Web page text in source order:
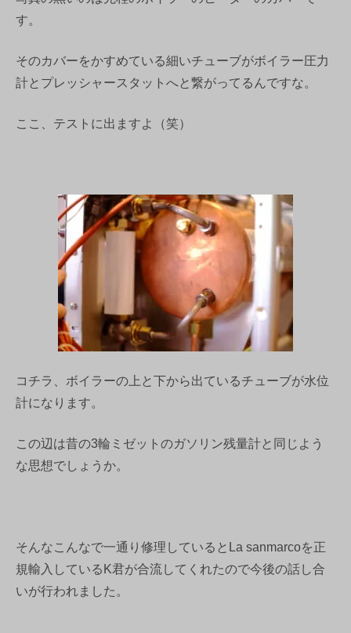
す。
そのカバーをかすめている細いチューブがボイラー圧力
計とプレッシャースタットへと繋がってるんですな。
ここ、テストに出ますよ（笑）
コチラ、ボイラーの上と下から出ているチューブが水位
計になります。
この辺は昔の3輪ミゼットのガソリン残量計と同じよう
な思想でしょうか。
そんなこんなで一通り修理しているとLa sanmarcoを正
規輸入しているK君が合流してくれたので今後の話し合
いが行われました。